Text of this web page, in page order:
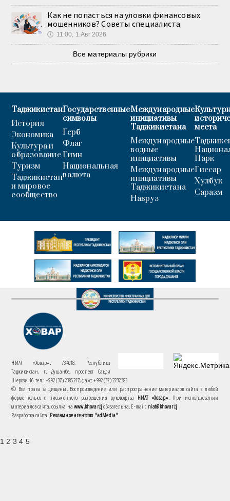
Как не попасться на уловки финансовых
мошенников? Советы специалиста
🕔 11:00, 1.Авг 2026
Все материалы рубрики
Таджикистан
История
Экономика
Культура и
образование
Туризм
Таджикистан
и мировое
сообщество
Государственные
символы
Герб
Флаг
Гимн
Национальная
валюта
Международные
инициативы
Таджикистана
Международные
водные
инициативы
Международные
инициативы
Таджикистана
Навруз
места
Парк
Гиссар
Хулбук
Саразм
НИАТ «Ховар»: 734018, Республика
Таджикистан, г. Душанбе, проспект Саъди
Шерози 16. тел.: +992 (37) 2385217, факс: +992 (37) 2232383
© Все права защищены. Воспроизведение или распространение материалов сайта в любой
форме только с письменного разрешения руководства НИАТ «Ховар». При использовании
материалов сайта, ссылка наwww.khovar.tjобязательна. E-mail: niat@khovar.tj
Разработка сайта: Рекламное агентство "adMedia"
1 2 3 4 5